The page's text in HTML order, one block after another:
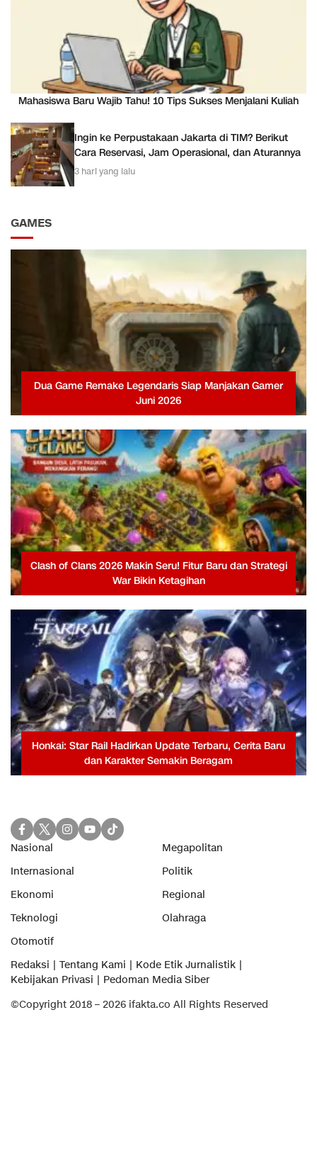
Mahasiswa Baru Wajib Tahu! 10 Tips Sukses Menjalani Kuliah
Ingin ke Perpustakaan Jakarta di TIM? Berikut
Cara Reservasi, Jam Operasional, dan Aturannya
3 hari yang lalu
GAMES
Dua Game Remake Legendaris Siap Manjakan Gamer
Juni 2026
Clash of Clans 2026 Makin Seru! Fitur Baru dan Strategi
War Bikin Ketagihan
Honkai: Star Rail Hadirkan Update Terbaru, Cerita Baru
dan Karakter Semakin Beragam
Nasional
Megapolitan
Internasional
Politik
Ekonomi
Regional
Teknologi
Olahraga
Otomotif
Redaksi
Tentang Kami
Kode Etik Jurnalistik
Kebijakan Privasi
Pedoman Media Siber
©Copyright 2018 – 2026 ifakta.co All Rights Reserved